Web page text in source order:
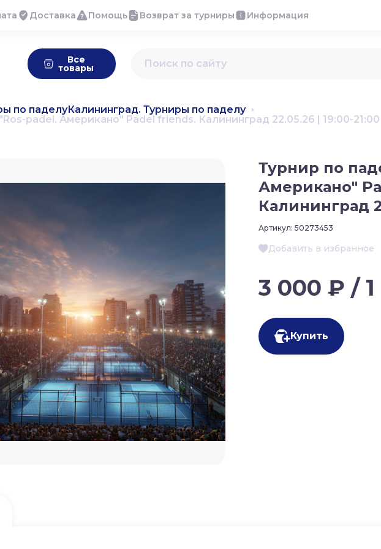
Доставка Помощь Возврат за турниры Информация
Все
товары
по паделуКалининград. Турниры по паделу
padel. Американо" Padel friends. Калининград 22.05.26 | 19:00-21:00
Турнир по
Американо"
Калининград
Артикул: 50273453
Добавить в избранное
3 000 ₽ /
Купить